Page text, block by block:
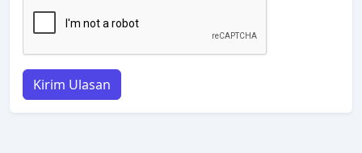
Kirim Ulasan